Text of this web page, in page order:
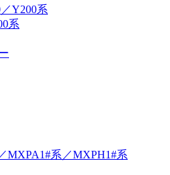
Y200系
系
MXPA1#系／MXPH1#系